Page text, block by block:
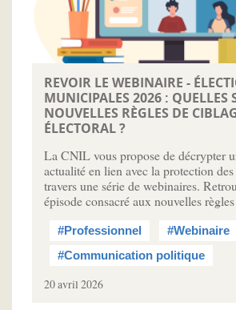
REVOIR LE WEBINAIRE -
MUNICIPALES 2026 : QUELLES
NOUVELLES RÈGLES DE
ÉLECTORAL ?
La CNIL vous propose de décrypter
actualité en lien avec la protection des
travers une série de webinaires.
épisode consacré aux nouvelles
#Professionnel
#Webinaire
#Communication politique
20 avril 2026